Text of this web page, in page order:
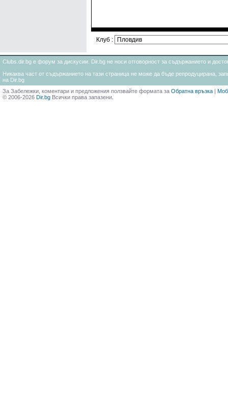
Клуб :
Clubs.dir.bg е форум за дискусии. Dir.bg не носи отговорност за съдържанието и
Никаква част от съдържанието на тази страница не може да бъде репродуцирана,
на Dir.bg
За Забележки, коментари и предложения ползвайте формата за Обратна връзка |
© 2006-2026 Dir.bg Всички права запазени.